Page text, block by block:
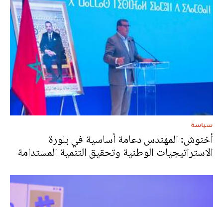
سياسة
أخنوش: المهندس دعامة أساسية في بلورة
الاستراتيجيات الوطنية وتحقيق التنمية المستدامة